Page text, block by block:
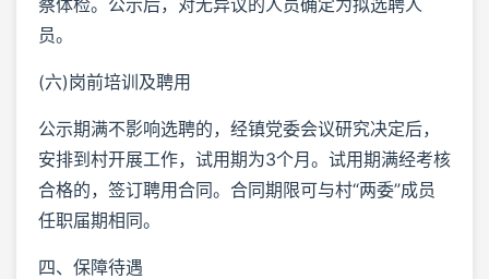
员。
(六)岗前培训及聘用
公示期满不影响选聘的，经镇党委会议研究决定后，
安排到村开展工作，试用期为3个月。试用期满经考核
合格的，签订聘用合同。合同期限可与村“两委”成员
任职届期相同。
四、保障待遇